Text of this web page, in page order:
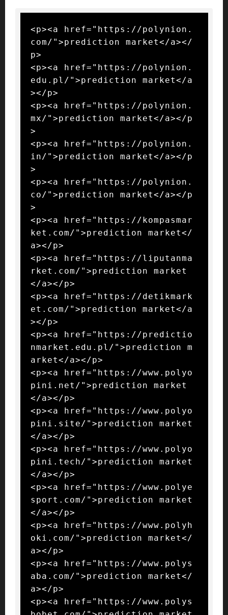
<p><a href="https://polynion.
com/">prediction market</a></
p>
<p><a href="https://polynion.
edu.pl/">prediction market</a
></p>
<p><a href="https://polynion.
mx/">prediction market</a></p
>
<p><a href="https://polynion.
in/">prediction market</a></p
>
<p><a href="https://polynion.
co/">prediction market</a></p
>
<p><a href="https://kompasmar
ket.com/">prediction market</
a></p>
<p><a href="https://liputanma
rket.com/">prediction market
</a></p>
<p><a href="https://detikmark
et.com/">prediction market</a
></p>
<p><a href="https://predictio
nmarket.edu.pl/">prediction m
arket</a></p>
<p><a href="https://www.polyo
pini.net/">prediction market
</a></p>
<p><a href="https://www.polyo
pini.site/">prediction market
</a></p>
<p><a href="https://www.polyo
pini.tech/">prediction market
</a></p>
<p><a href="https://www.polye
sport.com/">prediction market
</a></p>
<p><a href="https://www.polyh
oki.com/">prediction market</
a></p>
<p><a href="https://www.polys
aba.com/">prediction market</
a></p>
<p><a href="https://www.polys